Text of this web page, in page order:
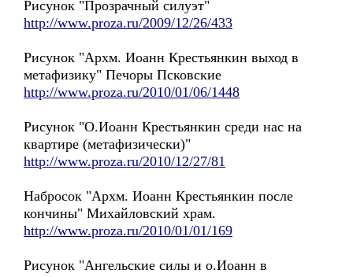
Рисунок "Прозрачный силуэт"
http://www.proza.ru/2009/12/26/433
Рисунок "Архм. Иоанн Крестьянкин выход в
метафизику" Печоры Псковские
http://www.proza.ru/2010/01/06/1448
Рисунок "О.Иоанн Крестьянкин среди нас на
квартире (метафизически)"
http://www.proza.ru/2010/12/27/81
Набросок "Архм. Иоанн Крестьянкин после
кончины" Михайловский храм.
http://www.proza.ru/2010/01/01/169
Рисунок "Ангельские силы и о.Иоанн в